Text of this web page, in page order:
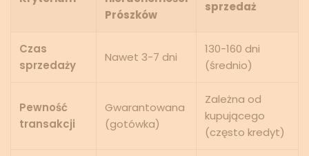
Prószków
sprzedaż
Czas
sprzedaży
Nawet 3-7 dni
130-160 dni
(średnio)
Pewność
transakcji
Gwarantowana
(gotówka)
Zależna od
kupującego
(często kredyt)